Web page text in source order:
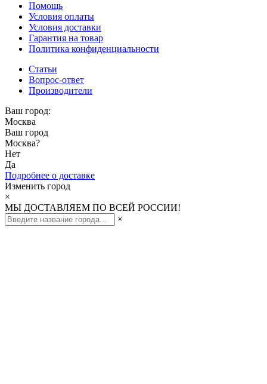
Помощь
Условия оплаты
Условия доставки
Гарантия на товар
Политика конфиденциальности
Статьи
Вопрос-ответ
Производители
Ваш город:
Москва
Ваш город
Москва?
Нет
Да
Подробнее о доставке
Изменить город
×
МЫ ДОСТАВЛЯЕМ ПО ВСЕЙ РОССИИ!
×